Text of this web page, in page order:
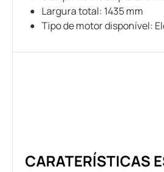
Largura total: 1435 mm
Tipo de motor disponível:
CARATERÍSTICAS